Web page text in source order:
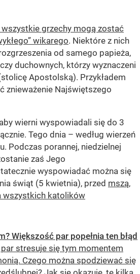
wszystkie grzechy mogą zostać
wikarego. Niektóre z nich
od samego papieża,
duchownych, którzy wyznaczeni
Apostolską). Przykładem
znieważenie Najświętszego
wierni wyspowiadali się do 3
Tego dnia – według wierzeń
Podczas porannej, niedzielnej
zaś Jego
wyspowiadać można się
świąt (5 kwietnia), przed mszą,
wszystkich katolików
Większość par popełnia ten błąd
stresuje się tym momentem
Czego można spodziewać się